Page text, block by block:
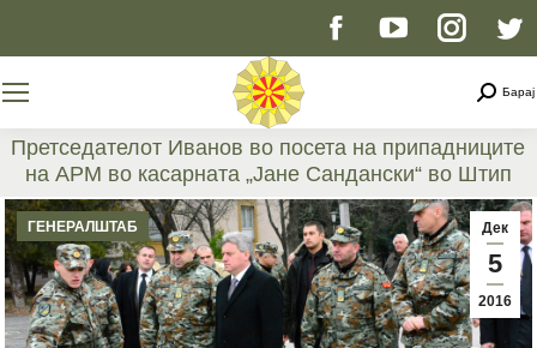
Facebook
opens
in
new
window
YouTube
opens
in
new
window
page
opens
in
new
window
Барај
Претседателот Иванов во посета на припадниците
на АРМ во касарната „Јане Сандански“ во Штип
You are here:
Дек
5
2016
ГЕНЕРАЛШТАБ